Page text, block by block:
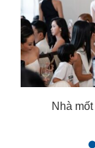
Nhà